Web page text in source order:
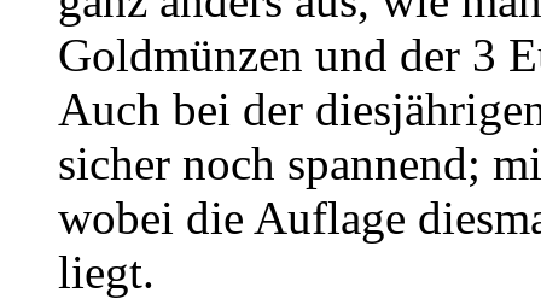
Goldmünzen und der 3
Auch bei der
sicher noch spannend;
wobei die Auflage
liegt.